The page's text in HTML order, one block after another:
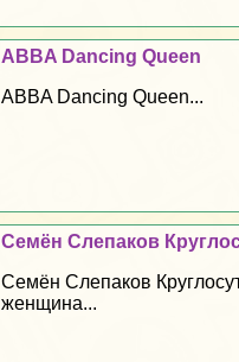
ABBA Dancing Queen
ABBA Dancing Queen...
Семён Слепаков
Семён Слепаков
женщина...